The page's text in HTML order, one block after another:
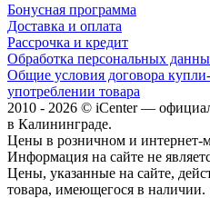
Бонусная программа
Доставка и оплата
Рассрочка и кредит
Обработка персональных
Общие условия договора
употреблении товара
2010 - 2026 © iCenter —
в Калининграде.
Цены в розничном и интернет-
Информация на сайте не
Цены, указанные на сайте,
товара, имеющегося в наличии.